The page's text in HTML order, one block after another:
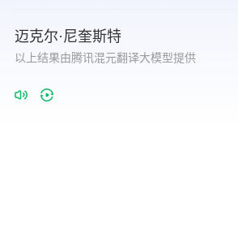
迈克尔·尼奎斯特
以上结果由腾讯混元翻译大模型提供